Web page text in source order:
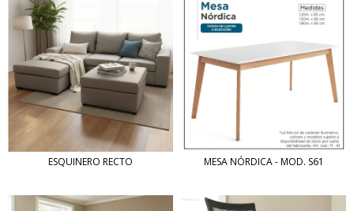
ESQUINERO RECTO MESA NÓRDICA - MOD. S61